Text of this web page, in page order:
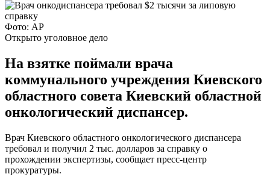
Фото: АР
Открыто уголовное дело
На взятке поймали врача
коммунального учреждения Киевского
областного совета Киевский областной
онкологический диспансер.
Врач Киевского областного онкологического диспансера
требовал и получил 2 тыс. долларов за справку о
прохождении экспертизы, сообщает пресс-центр
прокуратуры.